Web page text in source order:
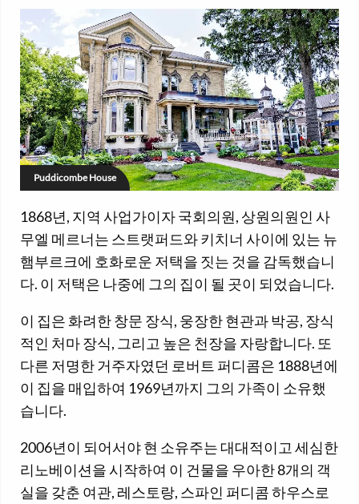
Puddicombe House
1868년, 지역 사업가이자 국회의원, 상원의원인 사
무엘 메르너는 스트랫퍼드와 키치너 사이에 있는 뉴
햄부르크에 호화로운 저택을 짓는 것을 감독했습니
다. 이 저택은 나중에 그의 집이 될 곳이 되었습니다.
이 집은 화려한 창문 장식, 웅장한 현관과 박공, 장식
적인 처마 장식, 그리고 높은 천장을 자랑합니다. 또
다른 저명한 거주자였던 로버트 퍼디콤은 1888년에
이 집을 매입하여 1969년까지 그의 가족이 소유했
습니다.
2006년이 되어서야 현 소유주는 대대적이고 세심한
리노베이션을 시작하여 이 건물을 우아한 8개의 객
실을 갖춘 여관, 레스토랑, 스파인 퍼디콤 하우스로